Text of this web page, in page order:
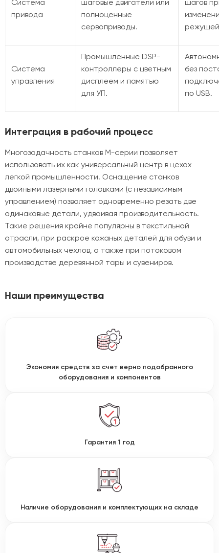
Система
привода
шаговые двигатели или
полноценные
сервоприводы.
шагов
режущей
Система
управления
Промышленные DSP-
контроллеры с цветным
дисплеем и памятью
для УП.
без
по USB.
Интеграция в рабочий процесс
Многозадачность станков M-серии позволяет
использовать их как универсальный центр в цехах
легкой промышленности. Оснащение станков
двойными лазерными головками (с независимым
управлением) позволяет одновременно резать две
одинаковые детали, удваивая производительность.
Такие решения крайне популярны в текстильной
отрасли, при раскрое кожаных деталей для обуви и
автомобильных чехлов, а также при потоковом
производстве деревянной тары и сувениров.
Наши преимущества
Экономия средств за счет верно подобранного
оборудования и компонентов
Гарантия 1 год
Наличие оборудования и комплектующих на складе